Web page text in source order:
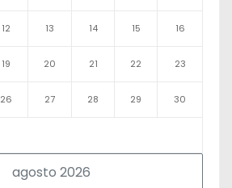
agosto 2026
12 13 14 15 16
19 20 21 22 23
26 27 28 29 30